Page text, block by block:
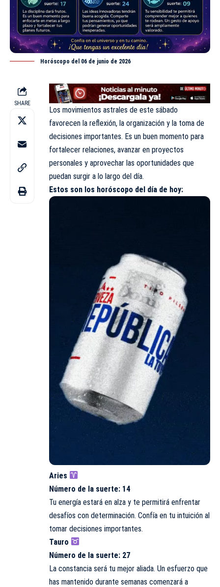
Horóscopo del 06 de junio de 2026
SHARE
Los movimientos astrales de este sábado
favorecen la reflexión, la organización y la toma de
decisiones importantes. Es un buen momento para
fortalecer relaciones, avanzar en proyectos
personales y aprovechar las oportunidades que
puedan surgir a lo largo del día.
Estos son los horóscopo del día de hoy:
Aries
Número de la suerte: 14
Tu energía estará en alza y te permitirá enfrentar
desafíos con determinación. Confía en tu intuición al
tomar decisiones importantes.
Tauro
Número de la suerte: 27
La constancia será tu mejor aliada. Un esfuerzo que
has mantenido durante semanas comenzará a